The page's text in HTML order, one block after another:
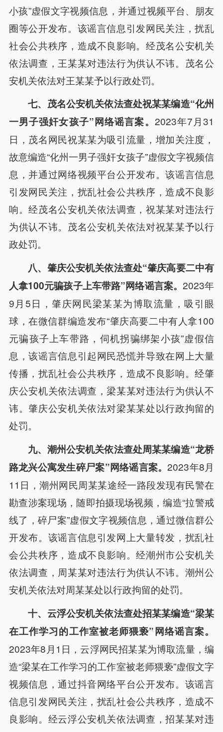
小孩”虚假文字视频信息，并通过视频平台、朋友
圈等公开发布。该谣言信息引发网民关注，扰乱
社会公共秩序，造成不良影响。经茂名公安机关
依法调查，王某某对违法行为供认不讳。茂名公
安机关依法对王某某予以行政处罚。
七、茂名公安机关依法查处祝某某编造“化州
一男子强奸女孩子”网络谣言案。 2023年7月31
日，茂名网民祝某某为吸引流量，增加关注度，
故意编造“化州一男子强奸女孩子”虚假文字视频信
息，并通过网络视频平台公开发布。该谣言信息
引发网民关注，扰乱社会公共秩序，造成不良影
响。经茂名公安机关依法调查，祝某某对违法行
为供认不讳。茂名公安机关依法对祝某某予以行
政处罚。
八、肇庆公安机关依法查处“肇庆高要二中有
人拿100元骗孩子上车带路”网络谣言案。 2023年
9月5日，肇庆网民梁某某为博取流量，吸引眼
球，在微信群编造发布“肇庆高要二中有人拿100
元骗孩子上车带路，伺机拐骗绑架小孩”虚假信
息，该谣言信息引起网民恐慌并导致在网上大量
传播，扰乱社会公共秩序，造成不良影响。经肇
庆公安机关依法调查，梁某某对违法行为供认不
讳。肇庆公安机关依法对梁某某处以行政拘留的
处罚。
九、潮州公安机关依法查处周某某编造“龙桥
路龙兴公寓发生碎尸案”网络谣言案。2023年8月
11日，潮州网民周某某途经一路段发现有民警在
勘查涉案现场，随即拍摄现场视频，编造“拉警戒
线了，碎尸案”虚假文字视频信息，通过微信群公
开发布。该谣言信息引发网上大量转发，扰乱社
会公共秩序，造成不良影响。经潮州市公安机关
依法调查，周某某对违法行为供认不讳。潮州公
安机关依法对周某某处以行政拘留的处罚。
十、云浮公安机关依法查处招某某编造“梁某
在工作学习的工作室被老师猥亵”网络谣言案。
2023年8月1日，云浮网民招某某为博取流量，编
造“梁某在工作学习的工作室被老师猥亵”虚假文字
视频信息，通过抖音网络平台公开发布。该谣言
信息引发网民关注，扰乱社会公共秩序，造成不
良影响。经云浮公安机关依法调查，招某某对违